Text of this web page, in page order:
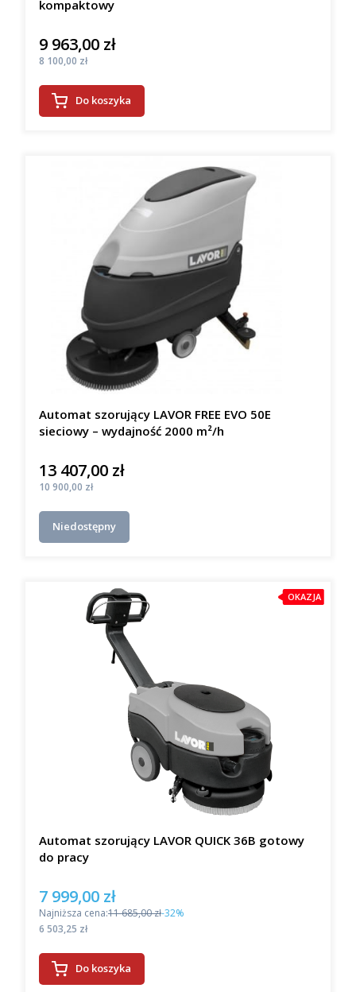
kompaktowy
Cena
9 963,00 zł
Cena
8 100,00 zł
Do koszyka
Automat szorujący LAVOR FREE EVO 50E
sieciowy – wydajność 2000 m²/h
Cena
13 407,00 zł
Cena
10 900,00 zł
Niedostępny
OKAZJA
Automat szorujący LAVOR QUICK 36B gotowy
do pracy
Cena promocyjna
7 999,00 zł
Najniższa cena:11 685,00 zł-32%
Cena
6 503,25 zł
Do koszyka